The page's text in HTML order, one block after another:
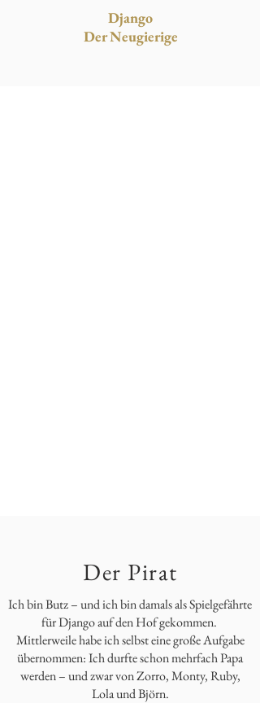
Django
Der Neugierige
Der Pirat
Ich bin Butz – und ich bin damals als Spielgefährte
für Django auf den Hof gekommen.
Mittlerweile habe ich selbst eine große Aufgabe
übernommen: Ich durfte schon mehrfach Papa
werden – und zwar von Zorro, Monty, Ruby,
Lola und Björn.